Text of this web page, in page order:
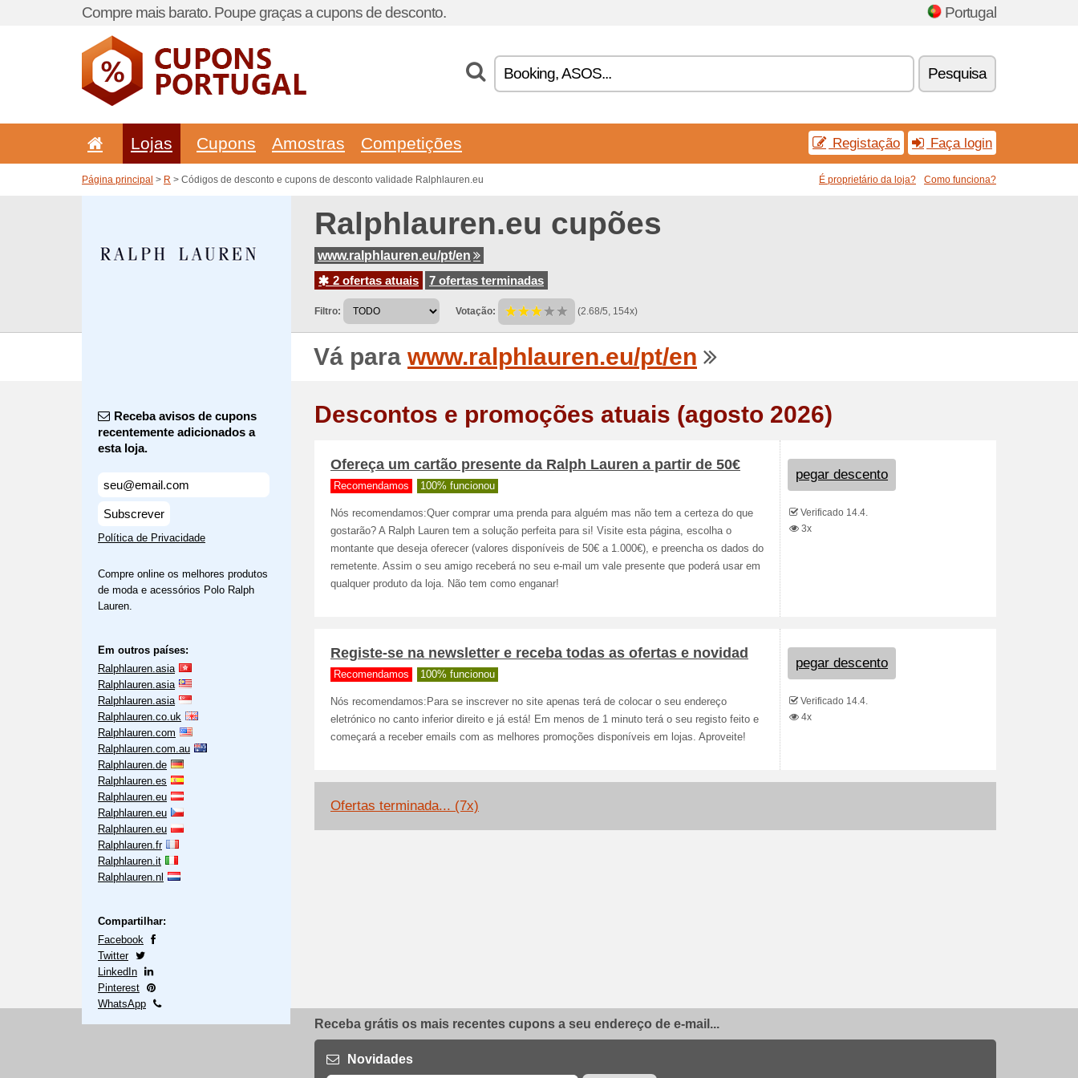
Compre mais barato. Poupe graças a cupons de desconto. Portugal
Pesquisa
Lojas Cupons Amostras Competições Registação Faça login
Página principal > R > Códigos de desconto e cupons de desconto validade Ralphlauren.eu É proprietário da loja? Como funciona?
Ralphlauren.eu cupões
www.ralphlauren.eu/pt/en
2 ofertas atuais
7 ofertas terminadas
Filtro: Votação: (2.68/5, 154x)
Vá para www.ralphlauren.eu/pt/en
Receba avisos de cupons
recentemente adicionados a
esta loja.
Subscrever
Política de Privacidade
Compre online os melhores produtos
de moda e acessórios Polo Ralph
Lauren.
Em outros países:
Ralphlauren.asia
Ralphlauren.asia
Ralphlauren.asia
Ralphlauren.co.uk
Ralphlauren.com
Ralphlauren.com.au
Ralphlauren.de
Ralphlauren.es
Ralphlauren.eu
Ralphlauren.eu
Ralphlauren.eu
Ralphlauren.fr
Ralphlauren.it
Ralphlauren.nl
Compartilhar:
Facebook
Twitter
LinkedIn
Pinterest
WhatsApp
Descontos e promoções atuais (agosto 2026)
Ofereça um cartão presente da Ralph Lauren a partir de 50€
Recomendamos 100% funcionou
Nós recomendamos:Quer comprar uma prenda para alguém mas não tem a certeza do que
gostarão? A Ralph Lauren tem a solução perfeita para si! Visite esta página, escolha o
montante que deseja oferecer (valores disponíveis de 50€ a 1.000€), e preencha os dados do
remetente. Assim o seu amigo receberá no seu e-mail um vale presente que poderá usar em
qualquer produto da loja. Não tem como enganar!
pegar descento
Verificado 14.4.
3x
Registe-se na newsletter e receba todas as ofertas e novidad
Recomendamos 100% funcionou
Nós recomendamos:Para se inscrever no site apenas terá de colocar o seu endereço
eletrónico no canto inferior direito e já está! Em menos de 1 minuto terá o seu registo feito e
começará a receber emails com as melhores promoções disponíveis em lojas. Aproveite!
pegar descento
Verificado 14.4.
4x
Ofertas terminada... (7x)
Receba grátis os mais recentes cupons a seu endereço de e-mail...
Novidades